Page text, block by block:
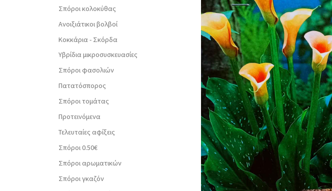
Σπόροι κολοκύθας
Ανοιξιάτικοι βολβοί
Κοκκάρια - Σκόρδα
Υβρίδια μικροσυσκευασίες
Σπόροι φασολιών
Πατατόσπορος
Σπόροι τομάτας
Προτεινόμενα
Τελευταίες αφίξεις
Σπόροι 0.50€
Σπόροι αρωματικών
Σπόροι γκαζόν